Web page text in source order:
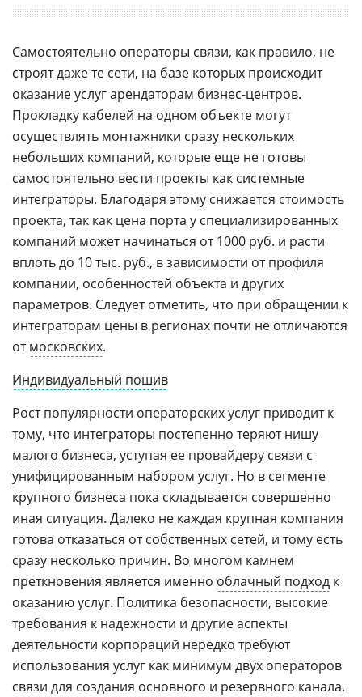
Самостоятельно операторы связи, как правило, не
строят даже те сети, на базе которых происходит
оказание услуг арендаторам бизнес-центров.
Прокладку кабелей на одном объекте могут
осуществлять монтажники сразу нескольких
небольших компаний, которые еще не готовы
самостоятельно вести проекты как системные
интеграторы. Благодаря этому снижается стоимость
проекта, так как цена порта у специализированных
компаний может начинаться от 1000 руб. и расти
вплоть до 10 тыс. руб., в зависимости от профиля
компании, особенностей объекта и других
параметров. Следует отметить, что при обращении к
интеграторам цены в регионах почти не отличаются
отмосковских.
Индивидуальный пошив
Рост популярности операторских услуг приводит к
тому, что интеграторы постепенно теряют нишу
малого бизнеса, уступая ее провайдеру связи с
унифицированным набором услуг. Но в сегменте
крупного бизнеса пока складывается совершенно
иная ситуация. Далеко не каждая крупная компания
готова отказаться от собственных сетей, и тому есть
сразу несколько причин. Во многом камнем
преткновения является именно облачный подход к
оказанию услуг. Политика безопасности, высокие
требования к надежности и другие аспекты
деятельности корпораций нередко требуют
использования услуг как минимум двух операторов
связи для создания основного и резервного канала.